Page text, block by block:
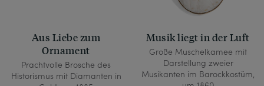
Aus Liebe zum
Ornament
Prachtvolle Brosche des
Historismus mit Diamanten in
Musik liegt in der Luft
Große Muschelkamee mit
Darstellung zweier
Musikanten im Barockkostüm,